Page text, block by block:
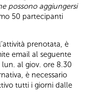
possono aggiungersi
50 partecipanti
prenotata, è
email al seguente
lun. al giov. ore 8.30
è necessario
tutti i giorni dalle